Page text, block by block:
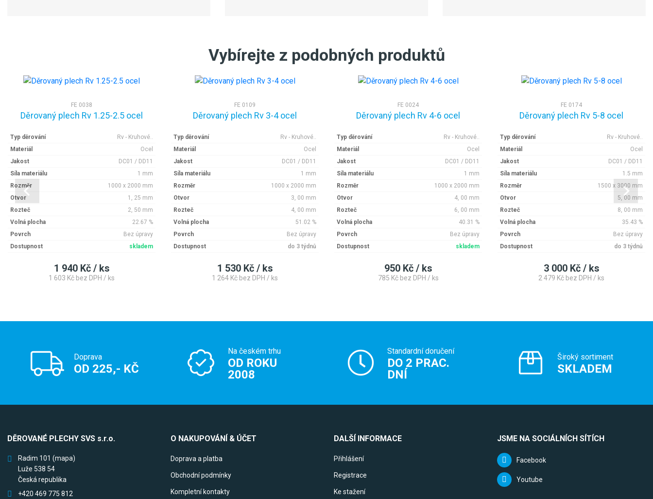
Vybírejte z podobných produktů
FE 0038
Děrovaný plech Rv 1.25-2.5 ocel
Typ děrování
Rv - Kruhové..
Materiál
Ocel
Jakost
DC01 / DD11
Síla materiálu
1 mm
Rozměr
1000 x 2000 mm
Otvor
1, 25 mm
Rozteč
2, 50 mm
Volná plocha
22.67 %
Povrch
Bez úpravy
Dostupnost
skladem
1 940 Kč / ks
1 603 Kč bez DPH / ks
FE 0109
Děrovaný plech Rv 3-4 ocel
Typ děrování
Rv - Kruhové..
Materiál
Ocel
Jakost
DC01 / DD11
Síla materiálu
1 mm
Rozměr
1000 x 2000 mm
Otvor
3, 00 mm
Rozteč
4, 00 mm
Volná plocha
51.02 %
Povrch
Bez úpravy
Dostupnost
do 3 týdnů
1 530 Kč / ks
1 264 Kč bez DPH / ks
FE 0024
Děrovaný plech Rv 4-6 ocel
Typ děrování
Rv - Kruhové..
Materiál
Ocel
Jakost
DC01 / DD11
Síla materiálu
1 mm
Rozměr
1000 x 2000 mm
Otvor
4, 00 mm
Rozteč
6, 00 mm
Volná plocha
40.31 %
Povrch
Bez úpravy
Dostupnost
skladem
950 Kč / ks
785 Kč bez DPH / ks
FE 0174
Děrovaný plech Rv 5-8 ocel
Typ děrování
Rv - Kruhové..
Materiál
Ocel
Jakost
DC01 / DD11
Síla materiálu
1.5 mm
Rozměr
1500 x 3000 mm
Otvor
5, 00 mm
Rozteč
8, 00 mm
Volná plocha
35.43 %
Povrch
Bez úpravy
Dostupnost
do 3 týdnů
3 000 Kč / ks
2 479 Kč bez DPH / ks
Doprava
OD 225,- KČ
Na českém trhu
OD ROKU
2008
Standardní doručení
DO 2 PRAC.
DNÍ
Široký sortiment
SKLADEM
DĚROVANÉ PLECHY SVS s.r.o.
Radim 101 (mapa)
Luže 538 54
Česká republika
+420 469 775 812
O NAKUPOVÁNÍ & ÚČET
Doprava a platba
Obchodní podmínky
Kompletní kontakty
DALŠÍ INFORMACE
Přihlášení
Registrace
Ke stažení
JSME NA SOCIÁLNÍCH SÍTÍCH
Facebook
Youtube